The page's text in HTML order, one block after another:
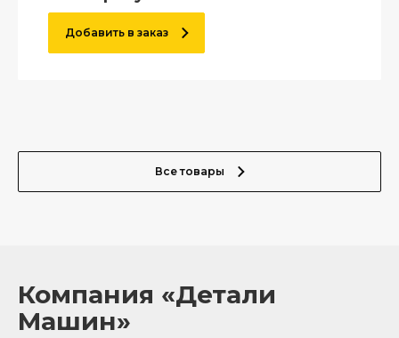
Добавить в заказ
Все товары
Компания «Детали
Машин»